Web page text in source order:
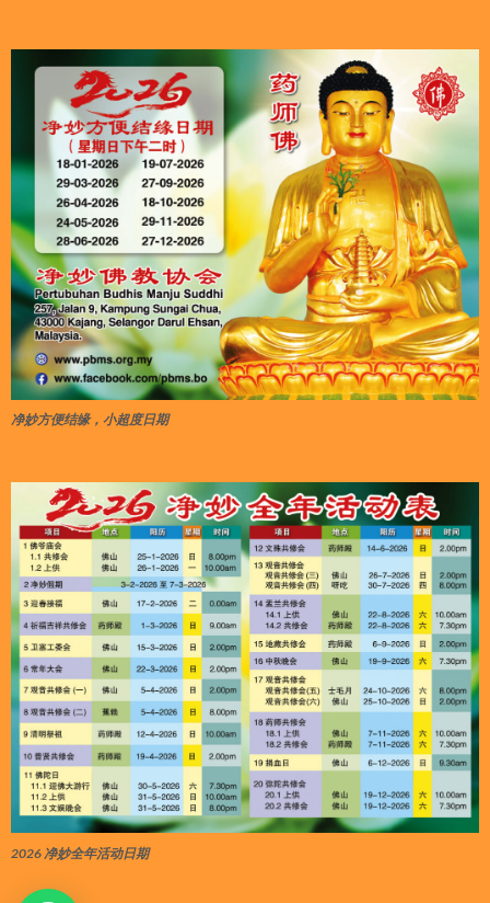
净妙方便结缘，小超度日期
2026 净妙全年活动日期